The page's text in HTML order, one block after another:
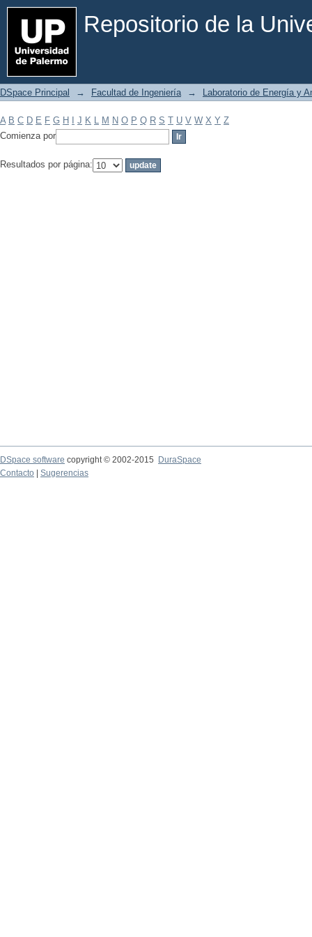
Repositorio de la
Filtrar por: Materia
DSpace Principal → Facultad de Ingeniería → Laboratorio de Energía y
A B C D E F G H J K L M N O P Q R S T U V W X Y Z
Comienza por
Resultados por página:
DSpace software copyright © 2002-2015
DuraSpace
Contacto
Sugerencias